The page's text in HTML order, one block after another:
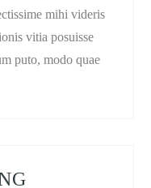
mihi videris
vitia posuisse
puto, modo quae